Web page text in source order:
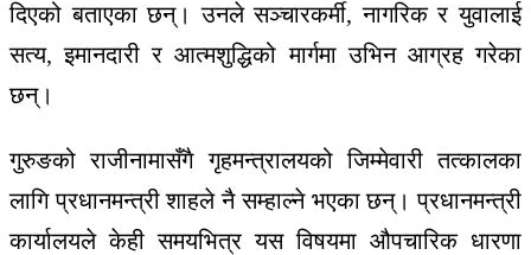
दिएको बताएका छन्। उनले सञ्चारकर्मी, नागरिक र युवालाई
सत्य, इमानदारी र आत्मशुद्धिको मार्गमा उभिन आग्रह गरेका
छन्।
गुरुङको राजीनामासँगै गृहमन्त्रालयको जिम्मेवारी तत्कालका
लागि प्रधानमन्त्री शाहले नै सम्हाल्ने भएका छन्। प्रधानमन्त्री
कार्यालयले केही समयभित्र यस विषयमा औपचारिक धारणा